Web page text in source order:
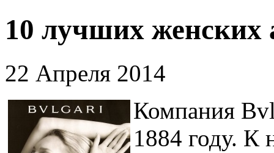
10 лучших женских
22 Апреля 2014
Компания
1884 году. К